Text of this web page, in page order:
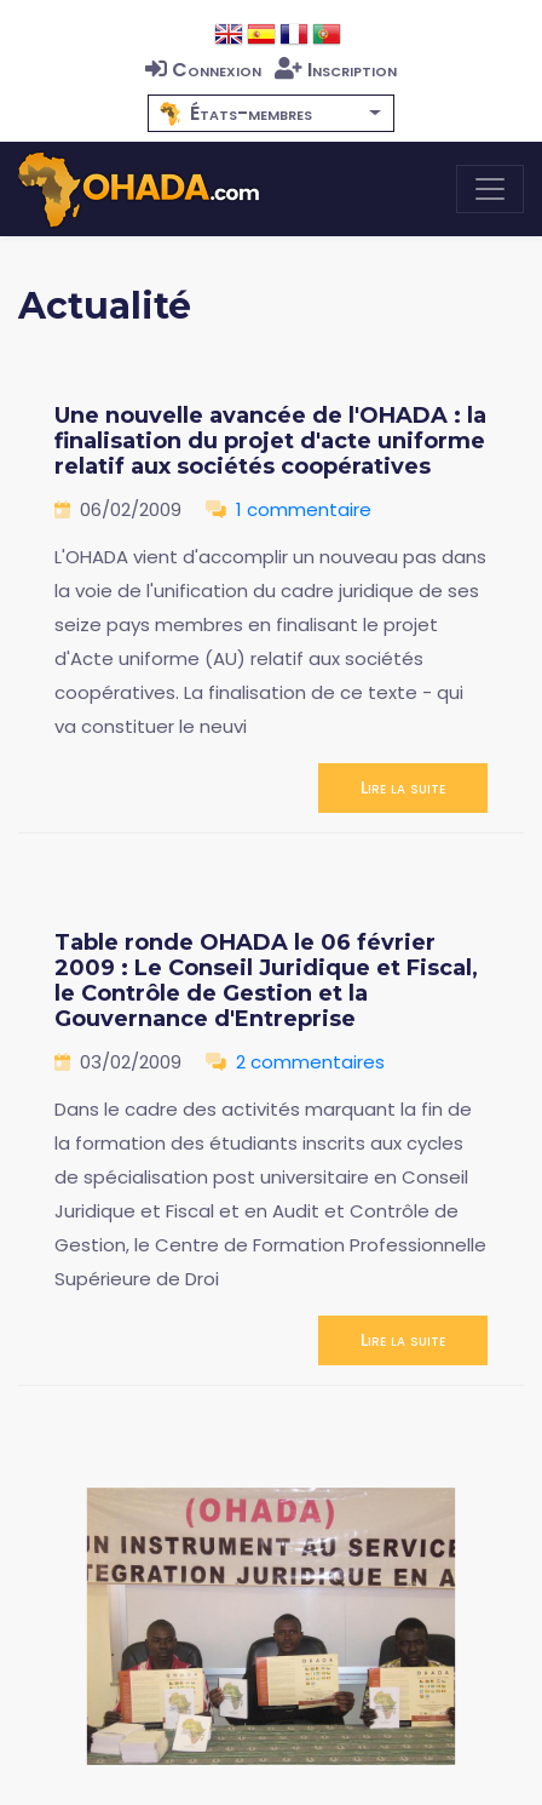
Connexion
Inscription
États-membres
Actualité
Une nouvelle avancée de l'OHADA : la
finalisation du projet d'acte uniforme
relatif aux sociétés coopératives
06/02/2009
1 commentaire
L'OHADA vient d'accomplir un nouveau pas dans
la voie de l'unification du cadre juridique de ses
seize pays membres en finalisant le projet
d'Acte uniforme (AU) relatif aux sociétés
coopératives. La finalisation de ce texte - qui
va constituer le neuvi
Lire la suite
Table ronde OHADA le 06 février
2009 : Le Conseil Juridique et Fiscal,
le Contrôle de Gestion et la
Gouvernance d'Entreprise
03/02/2009
2 commentaires
Dans le cadre des activités marquant la fin de
la formation des étudiants inscrits aux cycles
de spécialisation post universitaire en Conseil
Juridique et Fiscal et en Audit et Contrôle de
Gestion, le Centre de Formation Professionnelle
Supérieure de Droi
Lire la suite